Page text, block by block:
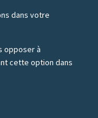
dans votre
opposer à
cette option dans